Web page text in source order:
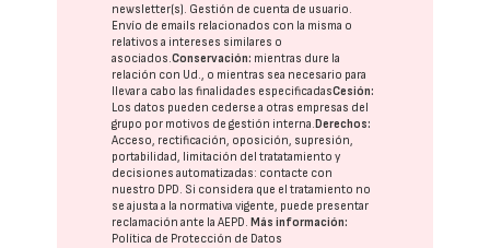
newsletter(s). Gestión de cuenta de usuario.
Envío de emails relacionados con la misma o
relativos a intereses similares o
asociados.Conservación: mientras dure la
relación con Ud., o mientras sea necesario para
llevar a cabo las finalidades especificadasCesión:
Los datos pueden cederse a otras empresas del
grupo por motivos de gestión interna. Derechos:
Acceso, rectificación, oposición, supresión,
portabilidad, limitación del tratatamiento y
decisiones automatizadas: contacte con
nuestro DPD. Si considera que el tratamiento no
se ajusta a la normativa vigente, puede presentar
reclamación ante laAEPD. Más información:
Política de Protección de Datos